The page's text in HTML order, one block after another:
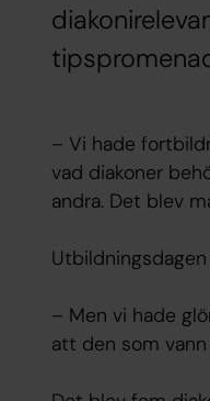
– Vi hade
vad diakoner
andra. Det blev
– Men vi hade
att den som